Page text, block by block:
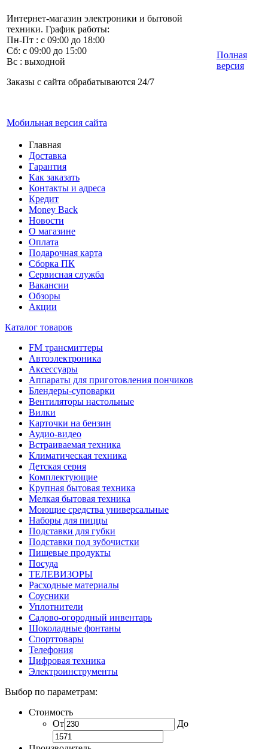
Интернет-магазин электроники и бытовой
техники. График работы:
Пн-Пт : с 09:00 до 18:00
Сб: с 09:00 до 15:00
Вс : выходной
Заказы с сайта обрабатываются 24/7
Мобильная версия сайта
Полная
версия
Главная
Доставка
Гарантия
Как заказать
Контакты и адреса
Кредит
Money Back
Новости
О магазине
Оплата
Подарочная карта
Сборка ПК
Сервисная служба
Вакансии
Обзоры
Акции
Каталог товаров
FM трансмиттеры
Автоэлектроника
Аксессуары
Аппараты для приготовления пончиков
Блендеры-суповарки
Вентиляторы настольные
Вилки
Карточки на бензин
Аудио-видео
Встраиваемая техника
Климатическая техника
Детская серия
Комплектующие
Крупная бытовая техника
Мелкая бытовая техника
Моющие средства универсальные
Наборы для пиццы
Подставки для губки
Подставки под зубочистки
Пищевые продукты
Посуда
ТЕЛЕВИЗОРЫ
Расходные материалы
Соусники
Уплотнители
Садово-огородный инвентарь
Шоколадные фонтаны
Спорттовары
Телефония
Цифровая техника
Электроинструменты
Выбор по параметрам:
Стоимость
От
До